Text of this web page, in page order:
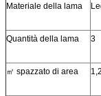
Materiale della lama
Quantità della lama 3
㎡ spazzato di area 1,2